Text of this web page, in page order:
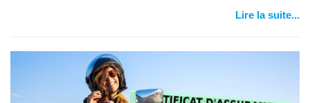
Lire la suite...